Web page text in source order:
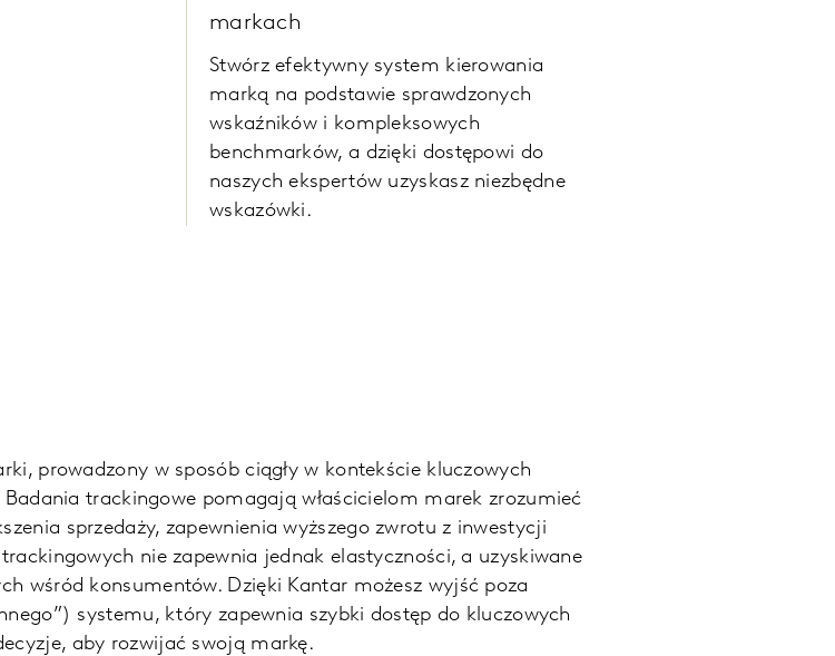
markach
Stwórz efektywny system kierowania
marką na podstawie sprawdzonych
wskaźników i kompleksowych
benchmarków, a dzięki dostępowi do
naszych ekspertów uzyskasz niezbędne
wskazówki.
prowadzony w sposób ciągły w kontekście kluczowych
trackingowe pomagają właścicielom marek zrozumieć
sprzedaży, zapewnienia wyższego zwrotu z inwestycji
nie zapewnia jednak elastyczności, a uzyskiwane
wśród konsumentów. Dzięki Kantar możesz wyjść poza
systemu, który zapewnia szybki dostęp do kluczowych
aby rozwijać swoją markę.